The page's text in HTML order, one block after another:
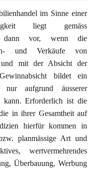
im Sinne einer
liegt gemäss
dann vor, wenn die
und Verkäufe von
und mit der Absicht der
bildet ein
nur aufgrund äusserer
kann. Erforderlich ist die
in ihrer Gesamtheit auf
hierfür kommen in
planmässige Art und
wertvermehrendes
Überbauung, Werbung